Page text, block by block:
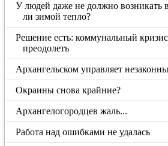
У людей даже не должно возникать
ли зимой тепло?
Решение есть: коммунальный
преодолеть
Архангельском управляет
Окраины снова крайние?
Архангелогородцев жаль...
Работа над ошибками не удалась